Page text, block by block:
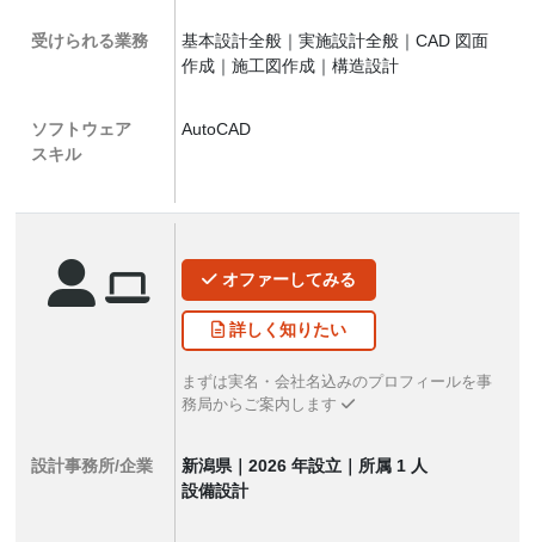
受けられる業務
基本設計全般｜実施設計全般｜CAD 図面
作成｜施工図作成｜構造設計
ソフトウェア
スキル
AutoCAD
オファーしてみる
詳しく知りたい
まずは実名・会社名込みのプロフィールを事
務局からご案内します
設計事務所/企業
新潟県｜2026 年設立｜所属 1 人
設備設計